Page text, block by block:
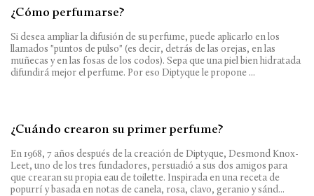
¿Cómo perfumarse?
Si desea ampliar la difusión de su perfume, puede aplicarlo en los
llamados "puntos de pulso" (es decir, detrás de las orejas, en las
muñecas y en las fosas de los codos). Sepa que una piel bien hidratada
difundirá mejor el perfume. Por eso Diptyque le propone ...
¿Cuándo crearon su primer perfume?
En 1968, 7 años después de la creación de Diptyque, Desmond Knox-
Leet, uno de los tres fundadores, persuadió a sus dos amigos para
que crearan su propia eau de toilette. Inspirada en una receta de
popurrí y basada en notas de canela, rosa, clavo, geranio y sánd...